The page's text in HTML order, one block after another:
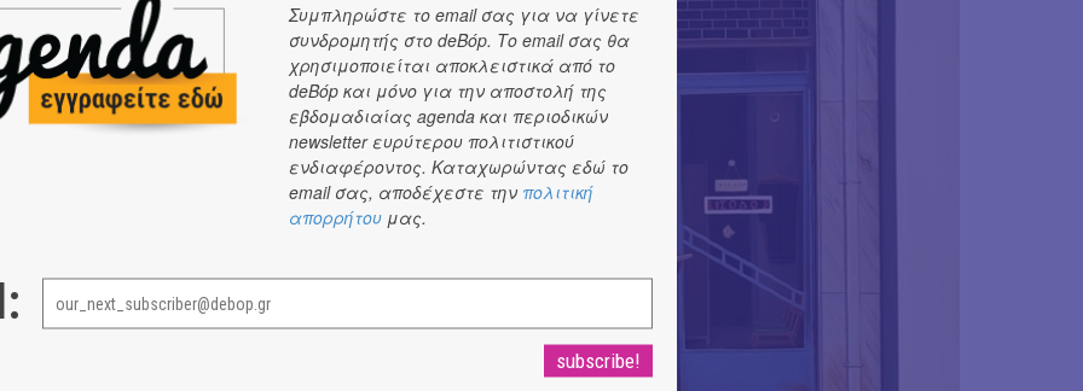
Συμπληρώστε το email σας για να γίνετε
συνδρομητής στο deBόp. Το email σας θα
χρησιμοποιείται αποκλειστικά από το
deBόp και μόνο για την αποστολή της
εβδομαδιαίας agenda και περιοδικών
newsletter ευρύτερου πολιτιστικού
ενδιαφέροντος. Καταχωρώντας εδώ το
email σας, αποδέχεστε την πολιτική
απορρήτου μας.